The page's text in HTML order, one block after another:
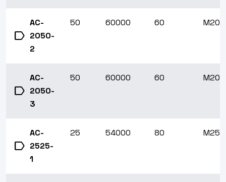
label
AC-
2050-
2
50 60000 60
label
AC-
2050-
3
50 60000 60
label
AC-
2525-
1
25 54000 80